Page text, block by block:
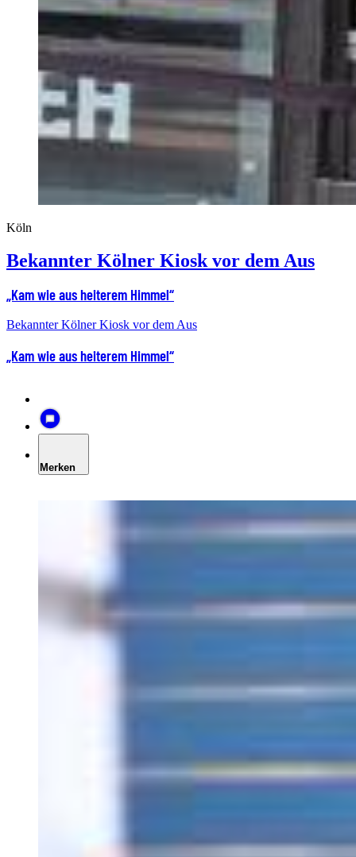
Köln
Bekannter Kölner Kiosk vor dem Aus
„Kam wie aus heiterem Himmel“
Bekannter Kölner Kiosk vor dem Aus
„Kam wie aus heiterem Himmel“
Merken